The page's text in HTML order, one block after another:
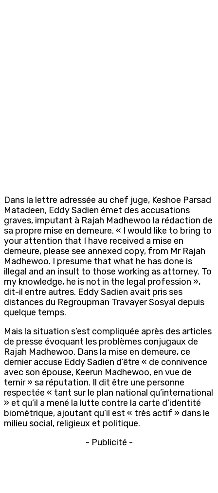
Dans la lettre adressée au chef juge, Keshoe Parsad
Matadeen, Eddy Sadien émet des accusations
graves, imputant à Rajah Madhewoo la rédaction de
sa propre mise en demeure. « I would like to bring to
your attention that I have received a mise en
demeure, please see annexed copy, from Mr Rajah
Madhewoo. I presume that what he has done is
illegal and an insult to those working as attorney. To
my knowledge, he is not in the legal profession »,
dit-il entre autres. Eddy Sadien avait pris ses
distances du Regroupman Travayer Sosyal depuis
quelque temps.
Mais la situation s’est compliquée après des articles
de presse évoquant les problèmes conjugaux de
Rajah Madhewoo. Dans la mise en demeure, ce
dernier accuse Eddy Sadien d’être « de connivence
avec son épouse, Keerun Madhewoo, en vue de
ternir » sa réputation. Il dit être une personne
respectée « tant sur le plan national qu’international
» et qu’il a mené la lutte contre la carte d’identité
biométrique, ajoutant qu’il est « très actif » dans le
milieu social, religieux et politique.
- Publicité -